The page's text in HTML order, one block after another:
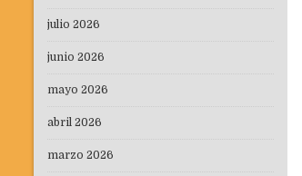
julio 2026
junio 2026
mayo 2026
abril 2026
marzo 2026